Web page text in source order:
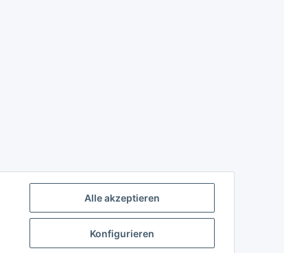
Alle akzeptieren
Konfigurieren